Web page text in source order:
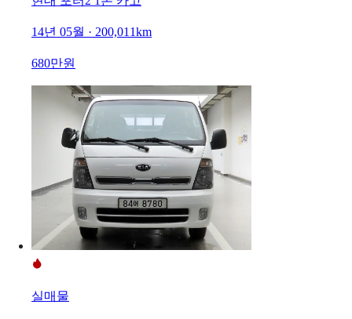
14년 05월 · 200,011km
680만원
실매물